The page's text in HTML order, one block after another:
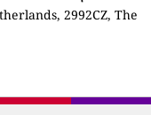
2992CZ, The